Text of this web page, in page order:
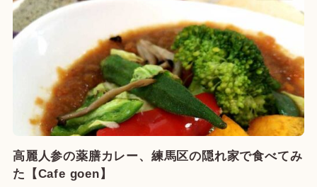
高麗人参の薬膳カレー、練馬区の隠れ家で食べてみ
た【Cafe goen】